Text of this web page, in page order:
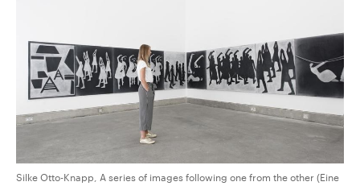
Silke Otto-Knapp, A series of images following one from the other (Eine